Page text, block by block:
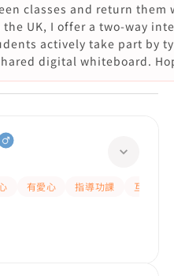
classes and return
UK, I offer a two-way
actively take part by
digital whiteboard.
有愛心 指導功課
互動教學